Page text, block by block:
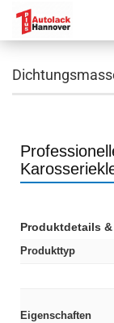
Produktdetails
Produkttyp
Eigenschaften